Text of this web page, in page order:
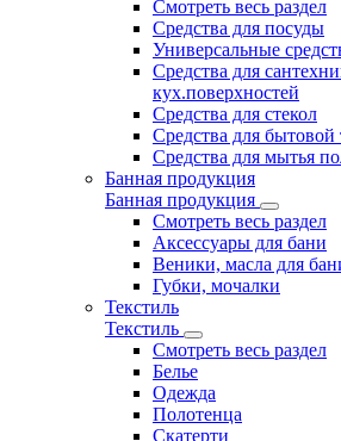
Смотреть весь раздел
Средства для посуды
Универсальные
Средства для
кух.поверхностей
Средства для стекол
Средства для бытовой
Средства для мытья
Банная продукция
Банная продукция
Смотреть весь раздел
Аксессуары для бани
Веники, масла для
Губки, мочалки
Текстиль
Текстиль
Смотреть весь раздел
Белье
Одежда
Полотенца
Скатерти